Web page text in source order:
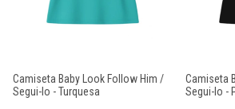
Camiseta Baby Look Follow Him /
Segui-lo - Turquesa
Camiseta
Segui-lo -